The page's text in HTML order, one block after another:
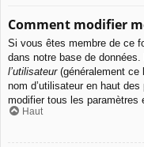
Comment modifier
Si vous êtes membre de ce
dans notre base de
l’utilisateur(généralement ce
nom d’utilisateur en haut
modifier tous les paramètres
Haut